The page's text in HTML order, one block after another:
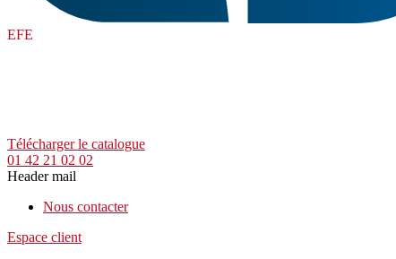
EFE
Télécharger le catalogue
01 42 21 02 02
Header mail
Nous contacter
Espace client